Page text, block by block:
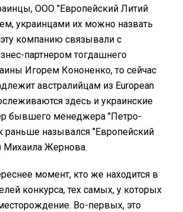
ООО "Европейский Литий
украинцами их можно назвать
компанию связывали с
партнером тогдашнего
Игорем Кононенко, то сейчас
австралийцам из European
здесь и украинские
бывшего менеджера "Петро-
раньше назывался "Европейский
Михаила Жернова.
момент, кто же находится в
конкурса, тех самых, у которых
Во-первых, это